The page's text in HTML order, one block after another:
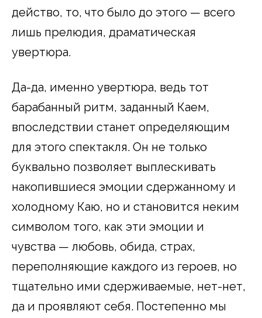
действо, то, что было до этого — всего
лишь прелюдия, драматическая
увертюра.
Да-да, именно увертюра, ведь тот
барабанный ритм, заданный Каем,
впоследствии станет определяющим
для этого спектакля. Он не только
буквально позволяет выплескивать
накопившиеся эмоции сдержанному и
холодному Каю, но и становится неким
символом того, как эти эмоции и
чувства — любовь, обида, страх,
переполняющие каждого из героев, но
тщательно ими сдерживаемые, нет-нет,
да и проявляют себя. Постепенно мы